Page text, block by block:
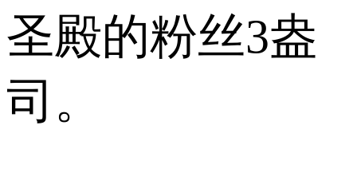
圣殿的粉丝3盎
司。